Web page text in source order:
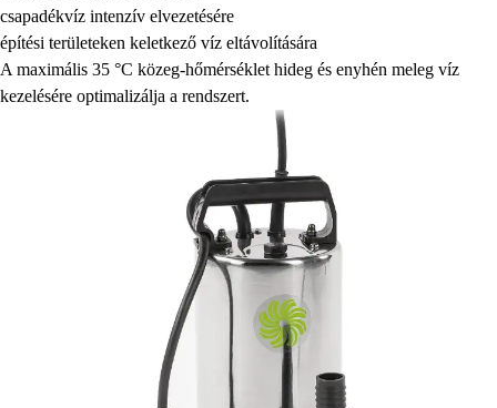
csapadékvíz intenzív elvezetésére
építési területeken keletkező víz eltávolítására
A maximális 35 °C közeg-hőmérséklet hideg és enyhén meleg víz
kezelésére optimalizálja a rendszert.